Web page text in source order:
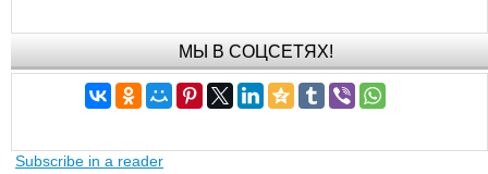
МЫ В СОЦСЕТЯХ!
Subscribe in a reader